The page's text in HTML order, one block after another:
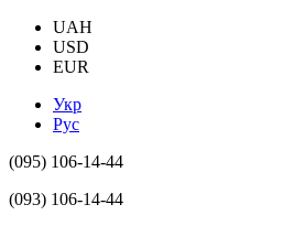
UAH
USD
EUR
Укр
Рус
(095) 106-14-44
(093) 106-14-44